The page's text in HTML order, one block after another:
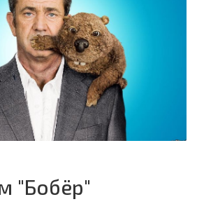
"Бобёр"